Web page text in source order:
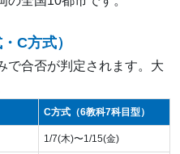
C方式）
で合否が判定されます。大
C方式（6教科7科目型）
1/7(木)〜1/15(金)